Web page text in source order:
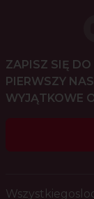
ZAPISZ SIĘ
PIERWSZY
WYJĄTKOWE